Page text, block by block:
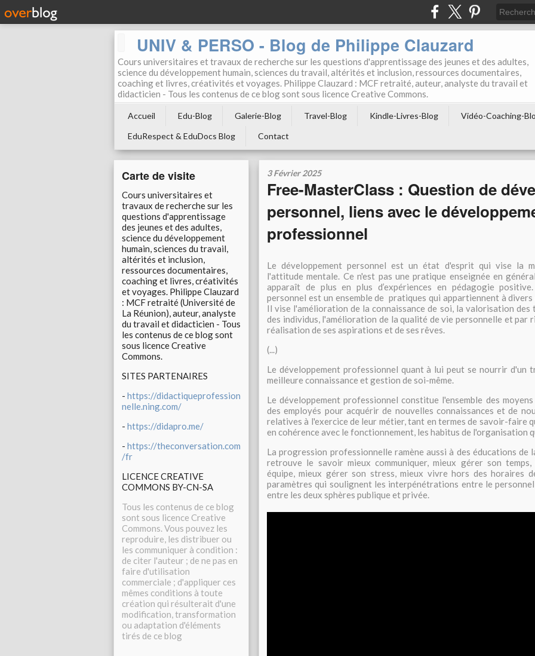
UNIV & PERSO - Blog de Philippe Clauzard
Cours universitaires et travaux de recherche sur les questions d'apprentissage des jeunes et des adultes,
science du développement humain, sciences du travail, altérités et inclusion, ressources documentaires,
coaching et livres, créativités et voyages. Philippe Clauzard : MCF retraité, auteur, analyste du travail et
didacticien - Tous les contenus de ce blog sont sous licence Creative Commons.
Accueil Edu-Blog Galerie-Blog Travel-Blog Kindle-Livres-Blog Vidéo-Coaching-
EduRespect & EduDocs Blog
Contact
Carte de visite
Cours universitaires et
travaux de recherche sur les
questions d'apprentissage
des jeunes et des adultes,
science du développement
humain, sciences du travail,
altérités et inclusion,
ressources documentaires,
coaching et livres, créativités
et voyages. Philippe Clauzard
: MCF retraité (Université de
La Réunion), auteur, analyste
du travail et didacticien - Tous
les contenus de ce blog sont
sous licence Creative
Commons.
SITES PARTENAIRES
- https://didactiqueprofession
nelle.ning.com/
- https://didapro.me/
- https://theconversation.com
/fr
LICENCE CREATIVE
COMMONS BY-CN-SA
Tous les contenus de ce blog
sont sous licence Creative
Commons. Vous pouvez les
reproduire, les distribuer ou
les communiquer à condition :
de citer l'auteur ; de ne pas en
faire d'utilisation
commerciale ; d'appliquer ces
mêmes conditions à toute
création qui résulterait d'une
modification, transformation
ou adaptation d'éléments
tirés de ce blog
3 Février 2025
Free-MasterClass : Question de
personnel, liens avec le
professionnel
Le développement personnel est un état d'esprit qui vise la
l'attitude mentale. Ce n'est pas une pratique enseignée en
apparaît de plus en plus d’expériences en pédagogie
personnel est un ensemble de pratiques qui appartiennent à divers
Il vise l'amélioration de la connaissance de soi, la valorisation
des individus, l'amélioration de la qualité de vie personnelle et par
réalisation de ses aspirations et de ses rêves.
(...)
Le développement professionnel quant à lui peut se nourrir d'un
meilleure connaissance et gestion de soi-même.
Le développement professionnel constitue l'ensemble des
des employés pour acquérir de nouvelles connaissances et de
relatives à l'exercice de leur métier, tant en termes de savoir-faire
en cohérence avec le fonctionnement, les habitus de l'organisation
La progression professionnelle ramène aussi à des éducations de
retrouve le savoir mieux communiquer, mieux gérer son
équipe, mieux gérer son stress, mieux vivre hors des horaires
paramètres qui soulignent les interpénétrations entre le
entre les deux sphères publique et privée.